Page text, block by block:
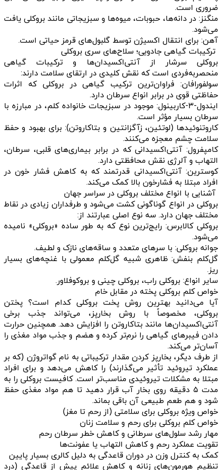
ضروری است.
منگنز: در دانه‌ها، حبوبات، میوه‌ها و سبزیجاتی مانند بروکلی یافت
می‌شود.
آهن: برای انتقال اکسیژن توسط گلبول‌های قرمز حیاتی است.
ترکیبات گیاهی جادویی؛ سلاح‌های سری بروکلی
بروکلی سرشار از آنتی‌اکسیدان‌ها و ترکیبات گیاهی
منحصربه‌فردی است که نقش کلیدی در ارتقای سلامت دارند:
سولفورافان: فراوان‌ترین ترکیب گیاهی در بروکلی که اثرات
حفاظتی قوی در برابر انواع سرطان دارد.
ایندول-۳-کاربینول: موجود در سبزیجات خانواده کلم، در مبارزه با
سرطان بسیار مؤثر است.
کاروتنوئیدها (لوتئین، زآگزانتین و بتاکاروتن): برای بهبود و حفظ
سلامت چشم معجزه می‌کنند.
کامپفرول: آنتی‌اکسیدانی که در برابر بیماری‌های قلبی، سرطان،
التهاب و آلرژی نقش محافظتی دارد.
کوسترین: آنتی‌اکسیدانی قدرتمند که به کاهش فشار خون در
افراد مبتلا به فشارخون بالا کمک می‌کند.
آشنایی با انواع مختلف بروکلی در سراسر جهان
بروکلی در انواع گوناگونی کشت می‌شود و طرفداران زیادی در نقاط
مختلف جهان دارد. سه نوع اصلی عبارتند از:
بروکلی کالابرس: رایج‌ترین نوع که به طور ساده «بروکلی» نامیده
می‌شود.
جوانه بروکلی: با سرهای متعدد و ساقه‌های نازک و لطیف.
گل‌کلم بنفش: ظاهری شبیه گل‌کلم معمولی با غنچه‌های بسیار
ریز.
سایر انواع: بروکلی راب، بروکلی چینی و بروکوفلاور.
خواص کلم بروکلی پخته در مقابل خام
آیا می‌دانید بهترین روش پخت بروکلی کدام است؟ پختن
بروکلی، مخصوصاً با روش بخارپز، می‌تواند جذب برخی
آنتی‌اکسیدان‌ها مانند بتاکاروتن را افزایش دهد. همچنین حرارت
دادن فیبرهای گیاهی را نرم‌تر کرده و هضم و جذب مواد مغذی را
آسان‌تر می‌کند.
از طرف دیگر، بخارپز کردن مقدار ترکیباتی به نام گواتروژن (که بر
عملکرد تیروئید تأثیر می‌گذارند) را کاهش می‌دهد و برای افراد
مبتلا به مشکلات تیروئیدی مناسب‌تر است. کافیست بروکلی را به
مدت ۵ دقیقه روی بخار آب قرار دهید تا هم مواد مغذی حفظ
شود و هم طعم طبیعی آن باقی بماند.
خواص ویژه بروکلی برای سلامتی (از رحم تا مغز)
خواص کلم بروکلی برای رحم و سلامت زنان
مهار رشد سلول‌های سرطانی و کاهش خطر سرطان رحم
تقویت عملکرد رحم و کاهش التهاب یا عفونت‌ها
کمک به کنترل وزن در دوران قاعدگی به دلیل کالری بسیار پایین
تنظیم هورمون‌های زنانه و کاهش علائم پیش از قاعدگی (درد